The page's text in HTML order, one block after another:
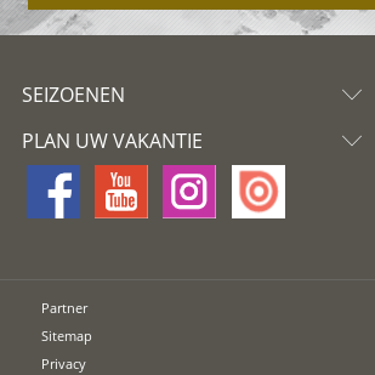
SEIZOENEN
PLAN UW VAKANTIE
Partner
Sitemap
Privacy